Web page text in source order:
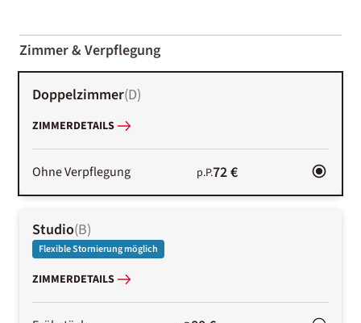
01-02
Zimmer & Verpflegung
Doppelzimmer(D)
ZIMMERDETAILS
Ohne Verpflegung p.P.72 €
Studio(B)
Flexible Stornierung möglich
ZIMMERDETAILS